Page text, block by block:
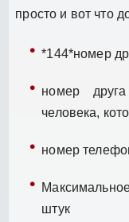
просто и вот что
*144*номер
номер
человека,
номер
штук